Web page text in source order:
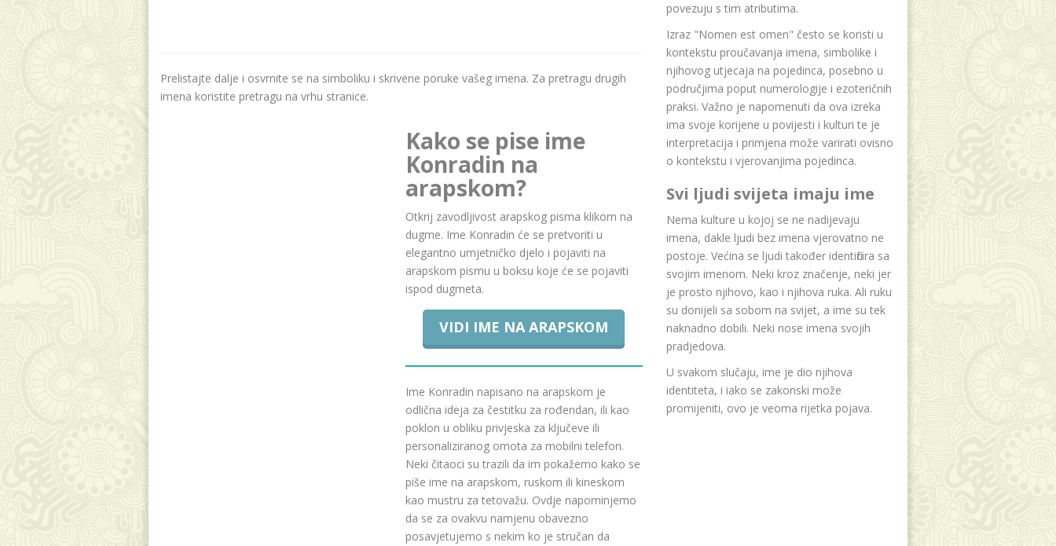
Prelistajte dalje i osvrnite se na simboliku i skrivene poruke vašeg imena. Za pretragu drugih
imena koristite pretragu na vrhu stranice.
Kako se pise ime
Konradin na
arapskom?
Otkrij zavodljivost arapskog pisma klikom na
dugme. Ime Konradin će se pretvoriti u
elegantno umjetničko djelo i pojaviti na
arapskom pismu u boksu koje će se pojaviti
ispod dugmeta.
VIDI IME NA ARAPSKOM
Ime Konradin napisano na arapskom je
odlična ideja za čestitku za rođendan, ili kao
poklon u obliku privjeska za ključeve ili
personaliziranog omota za mobilni telefon.
Neki čitaoci su trazili da im pokažemo kako se
piše ime na arapskom, ruskom ili kineskom
kao mustru za tetovažu. Ovdje napominjemo
da se za ovakvu namjenu obavezno
posavjetujemo s nekim ko je stručan da
povezuju s tim atributima.
Izraz "Nomen est omen" često se koristi u
kontekstu proučavanja imena, simbolike i
njihovog utjecaja na pojedinca, posebno u
područjima poput numerologije i ezoteričnih
praksi. Važno je napomenuti da ova izreka
ima svoje korijene u povijesti i kulturi te je
interpretacija i primjena može varirati ovisno
o kontekstu i vjerovanjima pojedinca.
Svi ljudi svijeta imaju ime
Nema kulture u kojoj se ne nadijevaju
imena, dakle ljudi bez imena vjerovatno ne
postoje. Većina se ljudi također identificira sa
svojim imenom. Neki kroz značenje, neki jer
je prosto njihovo, kao i njihova ruka. Ali ruku
su donijeli sa sobom na svijet, a ime su tek
naknadno dobili. Neki nose imena svojih
pradjedova.
U svakom slučaju, ime je dio njihova
identiteta, i iako se zakonski može
promijeniti, ovo je veoma rijetka pojava.